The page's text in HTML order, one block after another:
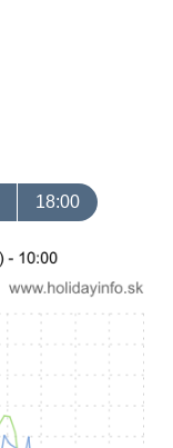
18:00